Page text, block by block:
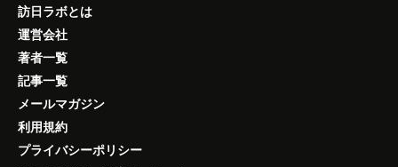
訪日ラボとは
運営会社
著者一覧
記事一覧
メールマガジン
利用規約
プライバシーポリシー